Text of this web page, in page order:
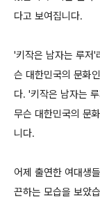
다고 보여집니다.
'키작은 남자는 루저'
슨 대한민국의 문화
다. '키작은 남자는
무슨 대한민국의 문
니다.
어제 출연한 여대생
끈하는 모습을 보았